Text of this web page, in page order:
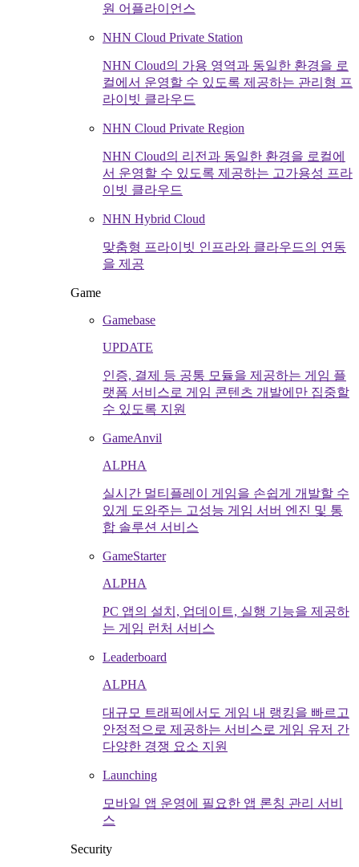
원 어플라이언스
NHN Cloud Private Station
NHN Cloud의 가용 영역과 동일한 환경을 로
컬에서 운영할 수 있도록 제공하는 관리형 프
라이빗 클라우드
NHN Cloud Private Region
NHN Cloud의 리전과 동일한 환경을 로컬에
서 운영할 수 있도록 제공하는 고가용성 프라
이빗 클라우드
NHN Hybrid Cloud
맞춤형 프라이빗 인프라와 클라우드의 연동
을 제공
Game
Gamebase
UPDATE
인증, 결제 등 공통 모듈을 제공하는 게임 플
랫폼 서비스로 게임 콘텐츠 개발에만 집중할
수 있도록 지원
GameAnvil
ALPHA
실시간 멀티플레이 게임을 손쉽게 개발할 수
있게 도와주는 고성능 게임 서버 엔진 및 통
합 솔루션 서비스
GameStarter
ALPHA
PC 앱의 설치, 업데이트, 실행 기능을 제공하
는 게임 런처 서비스
Leaderboard
ALPHA
대규모 트래픽에서도 게임 내 랭킹을 빠르고
안정적으로 제공하는 서비스로 게임 유저 간
다양한 경쟁 요소 지원
Launching
모바일 앱 운영에 필요한 앱 론칭 관리 서비
스
Security